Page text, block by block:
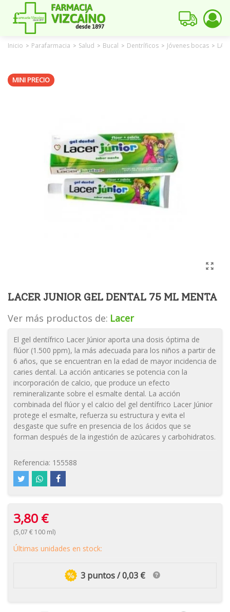
Inicio > Parafarmacia > Salud > Bucal > Dentríficos > Jóvenes bocas >
MINI PRECIO
LACER JUNIOR GEL DENTAL 75 ML MENTA
Ver más productos de: Lacer
El gel dentífrico Lacer Júnior aporta una dosis óptima de
flúor (1.500 ppm), la más adecuada para los niños a partir de
6 años, que se encuentran en la edad de mayor incidencia de
caries dental. La acción anticaries se potencia con la
incorporación de calcio, que produce un efecto
remineralizante sobre el esmalte dental. La acción
combinada del flúor y el calcio del gel dentífrico Lacer Júnior
protege el esmalte, refuerza su estructura y evita el
desgaste que sufre en presencia de los ácidos que se
forman después de la ingestión de azúcares y carbohidratos.
Referencia: 155588
3,80 €
(5,07 € 100 ml)
Últimas unidades en stock:
3 puntos / 0,03 €